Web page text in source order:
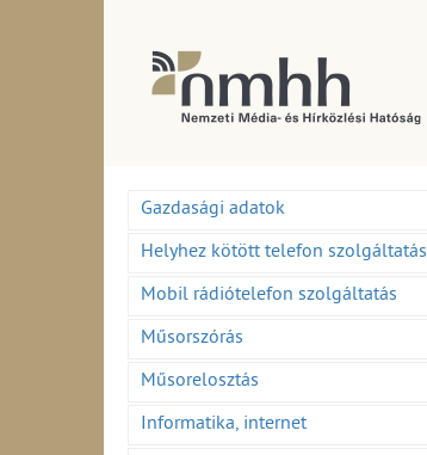
Gazdasági adatok
Helyhez kötött telefon szolgáltatás
Mobil rádiótelefon szolgáltatás
Műsorszórás
Műsorelosztás
Informatika, internet